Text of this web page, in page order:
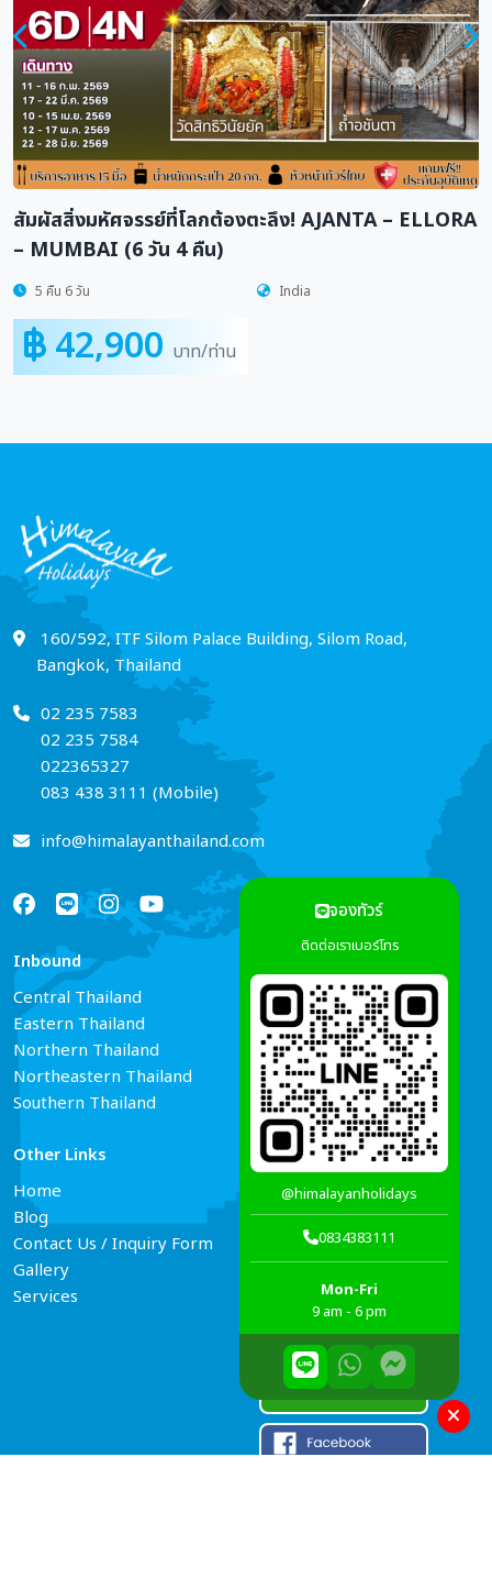
จองทัวร์
ติดต่อเราเบอร์โทร
@himalayanholidays
0834383111
Mon-Fri
9 am - 6 pm
– ELLORAGRAND JORDAN
8วัน 5คืน
79,900
160/592, ITF Silom Palace Building, Silom Road,
Bangkok, Thailand
02 235 7583
02 235 7584
022365327
083 438 3111 (Mobile)
info@himalayanthailand.com
Inbound
Central Thailand
Eastern Thailand
Northern Thailand
Northeastern Thailand
Southern Thailand
Tour Guide Booking
Car Rental
Hotel Reservations
Air Ticket Booking
Other Links
Home
Blog
Contact Us / Inquiry Form
Gallery
Services
Connect Us